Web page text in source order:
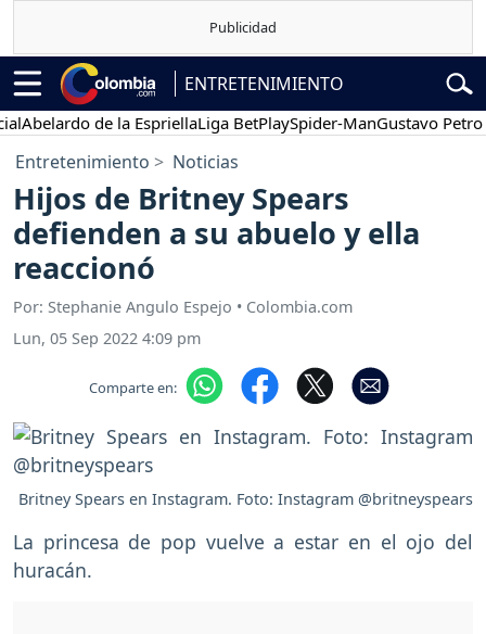
ENTRETENIMIENTO
de la EspriellaLiga BetPlaySpider-ManGustavo Petro
Entretenimiento Noticias
Hijos de Britney Spears
defienden a su abuelo y ella
reaccionó
Por: Stephanie Angulo Espejo • Colombia.com
Lun, 05 Sep 2022 4:09 pm
Comparte en:
Britney Spears en Instagram. Foto: Instagram @britneyspears
La princesa de pop vuelve a estar en el ojo del
huracán.